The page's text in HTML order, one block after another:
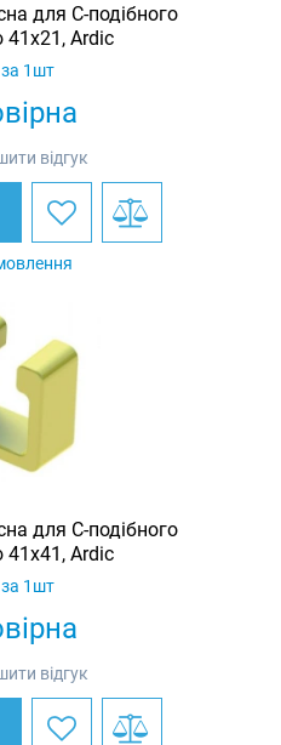
для С-подібного
41х21, Ardic
за 1шт
відгук
для С-подібного
41х41, Ardic
за 1шт
відгук